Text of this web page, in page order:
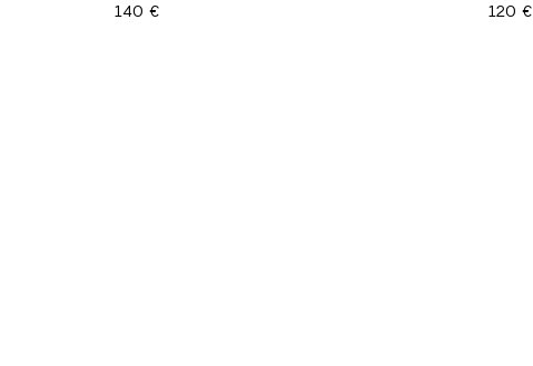
140 € 120 €